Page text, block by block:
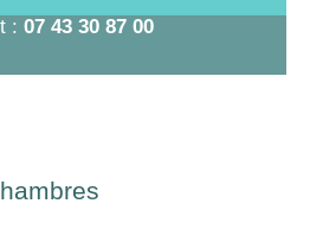
DISPO
: 07 43 30 87 00